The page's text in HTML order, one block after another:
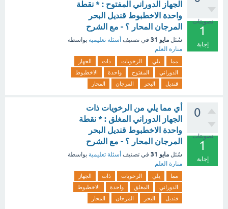
تصويتات
1
إجابة
الجهاز الدوراني المفتوح : * نقطة
واحدة الاخطبوط قنديل البحر
المرجان المحار ؟ - مع الشرح
سُئل مايو 31 في تصنيف أسئلة تعليمية بواسطة
منارة العلم
مما يلي الرخويات ذات
الجهاز
الدوراني
المفتوح واحدة
الاخطبوط
قنديل
البحر المرجان المحار
0
تصويتات
1
إجابة
أي مما يلي من الرخويات ذات
الجهاز الدوراني المغلق : * نقطة
واحدة الاخطبوط قنديل البحر
المرجان المحار ؟ - مع الشرح
سُئل مايو 31 في تصنيف أسئلة تعليمية بواسطة
منارة العلم
مما يلي الرخويات ذات
الجهاز
الدوراني
المغلق واحدة
الاخطبوط
قنديل
البحر المرجان المحار